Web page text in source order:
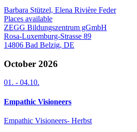
Barbara Stützel, Elena Rivière Feder
Places available
ZEGG Bildungszentrum gGmbH
Rosa-Luxemburg-Strasse 89
14806 Bad Belzig, DE
October 2026
01. - 04.10.
Empathic Visioneers
Empathic Visioneers- Herbst